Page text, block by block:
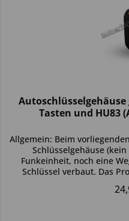
Tasten und HU83
Allgemein: Beim
Schlüsselgehäuse
Funkeinheit, noch eine
Schlüssel verbaut. Das